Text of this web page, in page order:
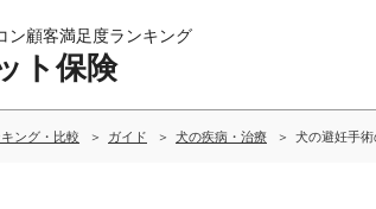
ン顧客満足度ランキング
ト保険
ング・比較 ガイド 犬の疾病・治療 犬の避妊手